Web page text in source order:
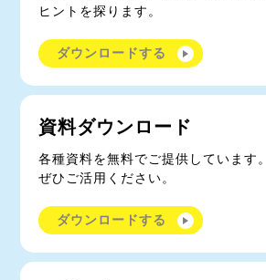
ヒントを探ります。
ダウンロードする
資料ダウンロード
各種資料を無料でご提供しています。
ぜひご活用ください。
ダウンロードする